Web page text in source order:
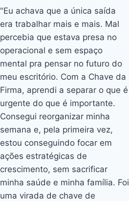
"Eu achava que a única saída
era trabalhar mais e mais. Mal
percebia que estava presa no
operacional e sem espaço
mental pra pensar no futuro do
meu escritório. Com a Chave da
Firma, aprendi a separar o que é
urgente do que é importante.
Consegui reorganizar minha
semana e, pela primeira vez,
estou conseguindo focar em
ações estratégicas de
crescimento, sem sacrificar
minha saúde e minha família. Foi
uma virada de chave de